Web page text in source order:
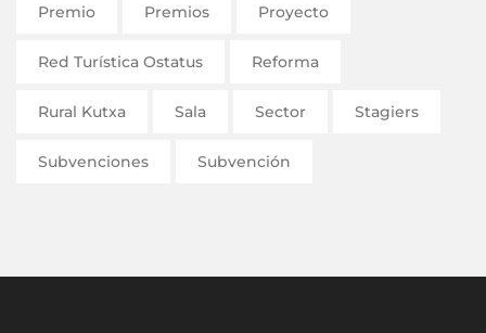
Premio Premios Proyecto
Red Turística Ostatus Reforma
Rural Kutxa Sala Sector Stagiers
Subvenciones Subvención